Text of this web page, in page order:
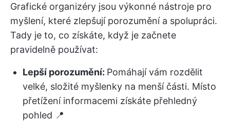
Grafické organizéry jsou výkonné nástroje pro
myšlení, které zlepšují porozumění a spolupráci.
Tady je to, co získáte, když je začnete
pravidelně používat:
Lepší porozumění: Pomáhají vám rozdělit
velké, složité myšlenky na menší části. Místo
přetížení informacemi získáte přehledný
pohled 📍